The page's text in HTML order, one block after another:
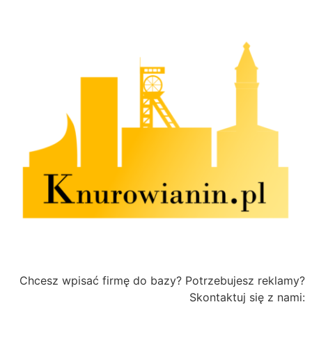
Chcesz wpisać firmę do bazy? Potrzebujesz reklamy?
Skontaktuj się z nami: